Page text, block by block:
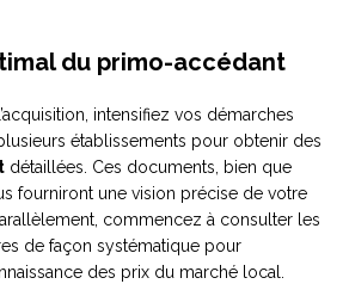
du primo-accédant
intensifiez vos démarches
établissements pour obtenir des
détaillées. Ces documents, bien que
fourniront une vision précise de votre
commencez à consulter les
de façon systématique pour
des prix du marché local.